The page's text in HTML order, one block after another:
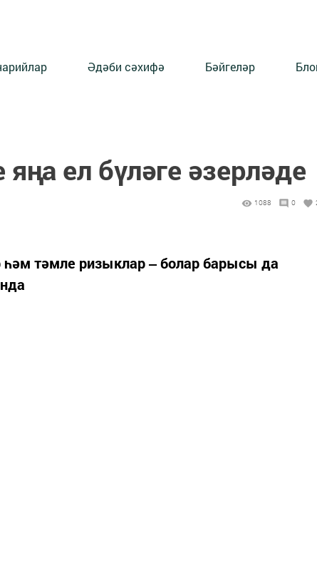
Әдәби сәхифә Бәйгеләр
ел бүләге әзерләде
1088 0
тәмле ризыклар ‒ болар барысы да